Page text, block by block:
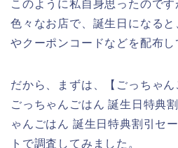
このように私自身思ったので
色々なお店で、誕生日になる
やクーポンコードなどを配布し
だから、まずは、【ごっちゃ
ごっちゃんごはん 誕生日特典
ゃんごはん 誕生日特典割引セ
トで調査してみました。